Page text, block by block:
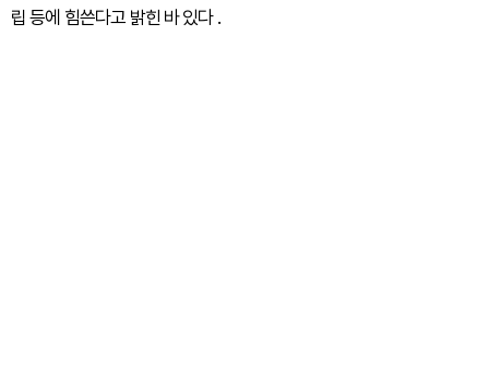
립 등에 힘쓴다고 밝힌 바 있다 .